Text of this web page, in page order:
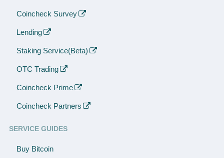
Coincheck Survey
Lending
Staking Service(Beta)
OTC Trading
Coincheck Prime
Coincheck Partners
SERVICE GUIDES
Buy Bitcoin